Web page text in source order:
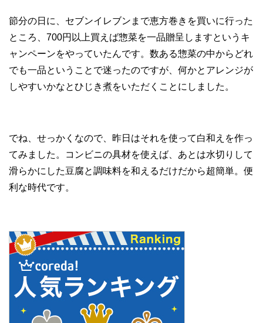
節分の日に、セブンイレブンまで恵方巻きを買いに行った
ところ、700円以上買えば惣菜を一品贈呈しますというキ
ャンペーンをやっていたんです。数ある惣菜の中からどれ
でも一品ということで迷ったのですが、何かとアレンジが
しやすいかなとひじき煮をいただくことにしました。
でね、せっかくなので、昨日はそれを使って白和えを作っ
てみました。コンビニの具材を使えば、あとは水切りして
滑らかにした豆腐と調味料を和えるだけだから超簡単。便
利な時代です。